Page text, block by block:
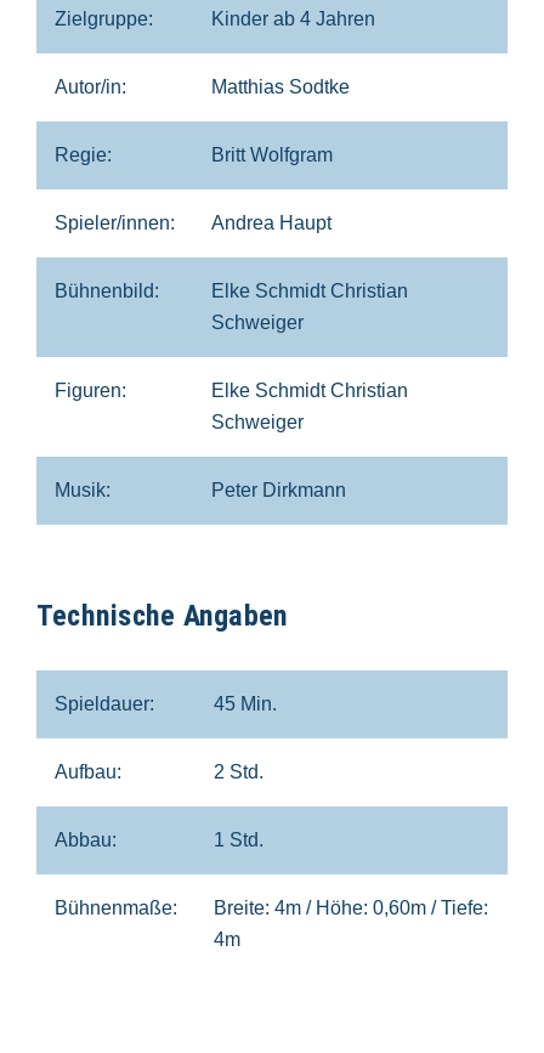
Zielgruppe: Kinder ab 4 Jahren
Autor/in: Matthias Sodtke
Regie: Britt Wolfgram
Spieler/innen: Andrea Haupt
Bühnenbild:
Elke Schmidt Christian
Schweiger
Figuren:
Elke Schmidt Christian
Schweiger
Musik: Peter Dirkmann
Technische Angaben
Spieldauer: 45 Min.
Aufbau: 2 Std.
Abbau: 1 Std.
Bühnenmaße:
Breite: 4m / Höhe: 0,60m / Tiefe:
4m